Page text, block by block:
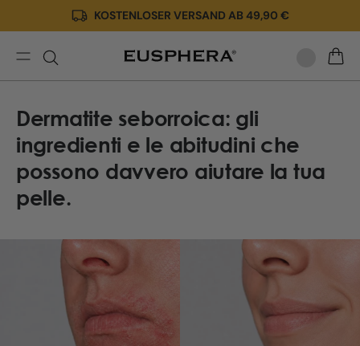
zum
Inhalt
KOSTENLOSER VERSAND AB 49,90 €
ingredienti
e
le
abitudini
Dermatite seborroica: gli
ingredienti e le abitudini che
possono davvero aiutare la tua
pelle.